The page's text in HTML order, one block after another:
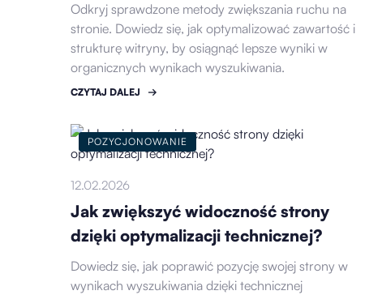
Odkryj sprawdzone metody zwiększania ruchu na
stronie. Dowiedz się, jak optymalizować zawartość i
strukturę witryny, by osiągnąć lepsze wyniki w
organicznych wynikach wyszukiwania.
CZYTAJ DALEJ
POZYCJONOWANIE
12.02.2026
Jak zwiększyć widoczność strony
dzięki optymalizacji technicznej?
Dowiedz się, jak poprawić pozycję swojej strony w
wynikach wyszukiwania dzięki technicznej